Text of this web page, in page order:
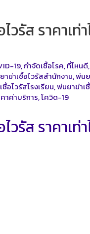
วรัส ราคาเท่
19,กำจัดเชื้อโรค,ที่ไหนดี,
าฆ่าเชื้อไวรัสสำนักงาน,พ่น
อไวรัสโรงเรียน,พ่นยาฆ่าเ
าค่าบริการ,โควิด-19
วรัส ราคาเท่